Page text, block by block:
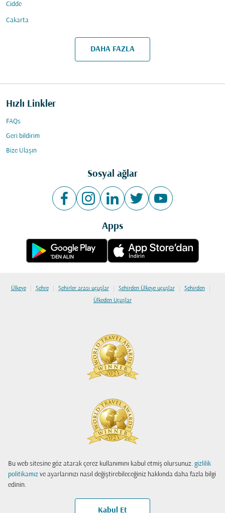
Bu web sitesine göz atarak çerez kullanımını kabul etmiş olursunuz. gizlilik
politikamız ve ayarlarınızı nasıl değiştirebileceğiniz hakkında daha fazla bilgi
edinin.
Kabul Et
Cidde
Cakarta
DAHA FAZLA
Hızlı Linkler
FAQs
Geri bildirim
Bize Ulaşın
Sosyal ağlar
Apps
Ülkeye | Şehre | Şehirler arası uçuşlar | Şehirden Ülkeye uçuşlar | Şehirden |
Ülkeden Uçuşlar